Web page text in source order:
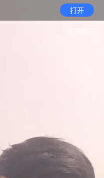
打开